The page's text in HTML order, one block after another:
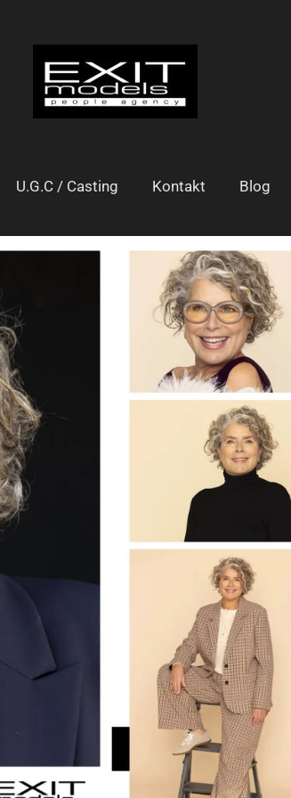
U.G.C / Casting Kontakt Blog